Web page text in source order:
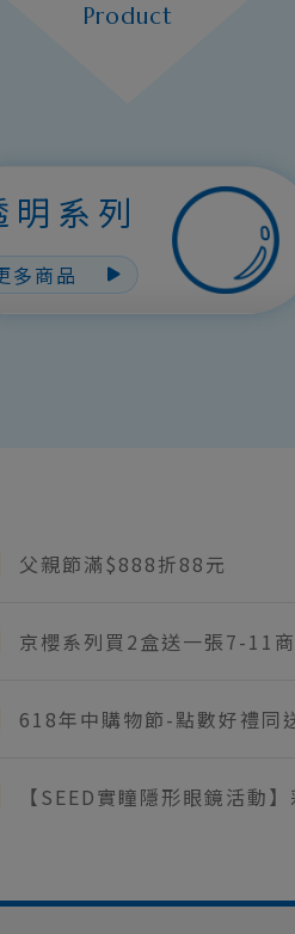
Product
明系列
多商品
父親節滿$888折88元
京櫻系列買2盒送一張7-11
618年中購物節-點數好禮同
【SEED實瞳隱形眼鏡活動